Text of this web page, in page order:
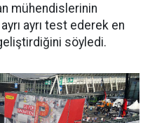
mühendislerinin
ayrı test ede­rek en
söyledi.